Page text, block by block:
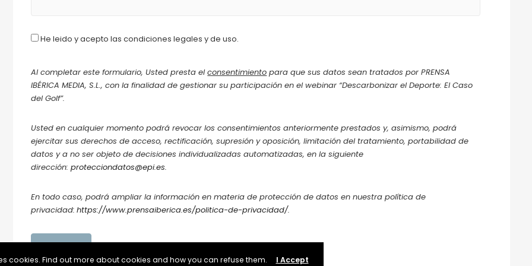
He leido y acepto las condiciones legales y de uso.
Al completar este formulario, Usted presta elconsentimiento para que sus datos sean tratados por PRENSA
IBÉRICA MEDIA, S.L., con la finalidad de gestionar su participación en el webinar “Descarbonizar el Deporte: El Caso
del Golf”.
Usted en cualquier momento podrá revocar los consentimientos anteriormente prestados y, asimismo, podrá
ejercitar sus derechos de acceso, rectificación, supresión y oposición, limitación del tratamiento, portabilidad de
datos y a no ser objeto de decisiones individualizadas automatizadas, en la siguiente
dirección:protecciondatos@epi.es.
En todo caso, podrá ampliar la información en materia de protección de datos en nuestra política de
privacidad: https://www.prensaiberica.es/politica-de-privacidad/.
cookies. Find out more about cookies and how you can refuse them. I Accept